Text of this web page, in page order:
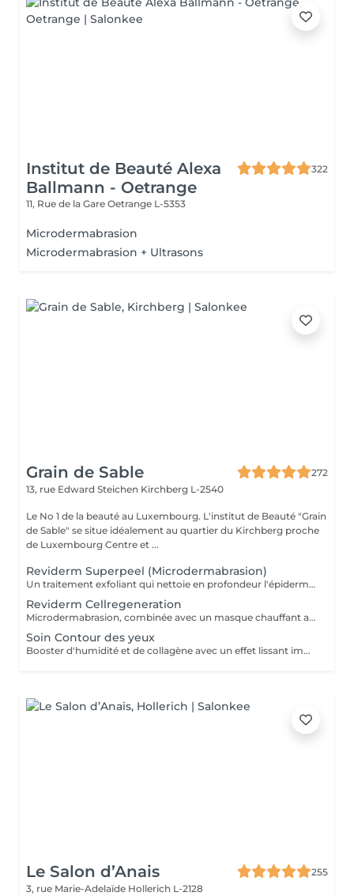
Institut de Beauté Alexa
Ballmann - Oetrange
322
11, Rue de la Gare Oetrange L-5353
Microdermabrasion
Microdermabrasion + Ultrasons
Grain de Sable
272
13, rue Edward Steichen Kirchberg L-2540
Le No 1 de la beauté au Luxembourg. L'institut de Beauté "Grain
de Sable" se situe idéalement au quartier du Kirchberg proche
de Luxembourg Centre et ...
Reviderm Superpeel (Microdermabrasion)
Un traitement exfoliant qui nettoie en profondeur l'épiderme en éliminant les cellules mortes et les impuretés, à l'aide d'un appareil qui projette à grande vitesse des microcristaux et les aspire conjointement aux débris cutanés. Cette technique, que l'on peut comparer à un «sablage» superficiel de la peau, atténue les cicatrices d'acné, pores dilatés, taches brunes, et aide à réparer les effets néfastes des expositions aux rayons ultraviolets. De plus, elle stimule le renouvellement des cellules et accroît la formation de collagène pour avoir un effet rajeunissant à long terme.
Reviderm Cellregeneration
Microdermabrasion, combinée avec un masque chauffant ainsi qu'un masque crème adapté au besoin de la peau.
Soin Contour des yeux
Booster d'humidité et de collagène avec un effet lissant immédiat.
Le Salon d’Anais
255
3, rue Marie-Adelaïde Hollerich L-2128